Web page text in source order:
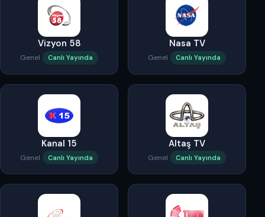
Vizyon 58
Genel Canlı Yayında
Nasa TV
Genel Canlı Yayında
Kanal 15
Genel Canlı Yayında
Altaş TV
Genel Canlı Yayında